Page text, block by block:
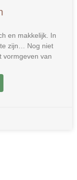
en makkelijk. In
zijn… Nog niet
vormgeven van